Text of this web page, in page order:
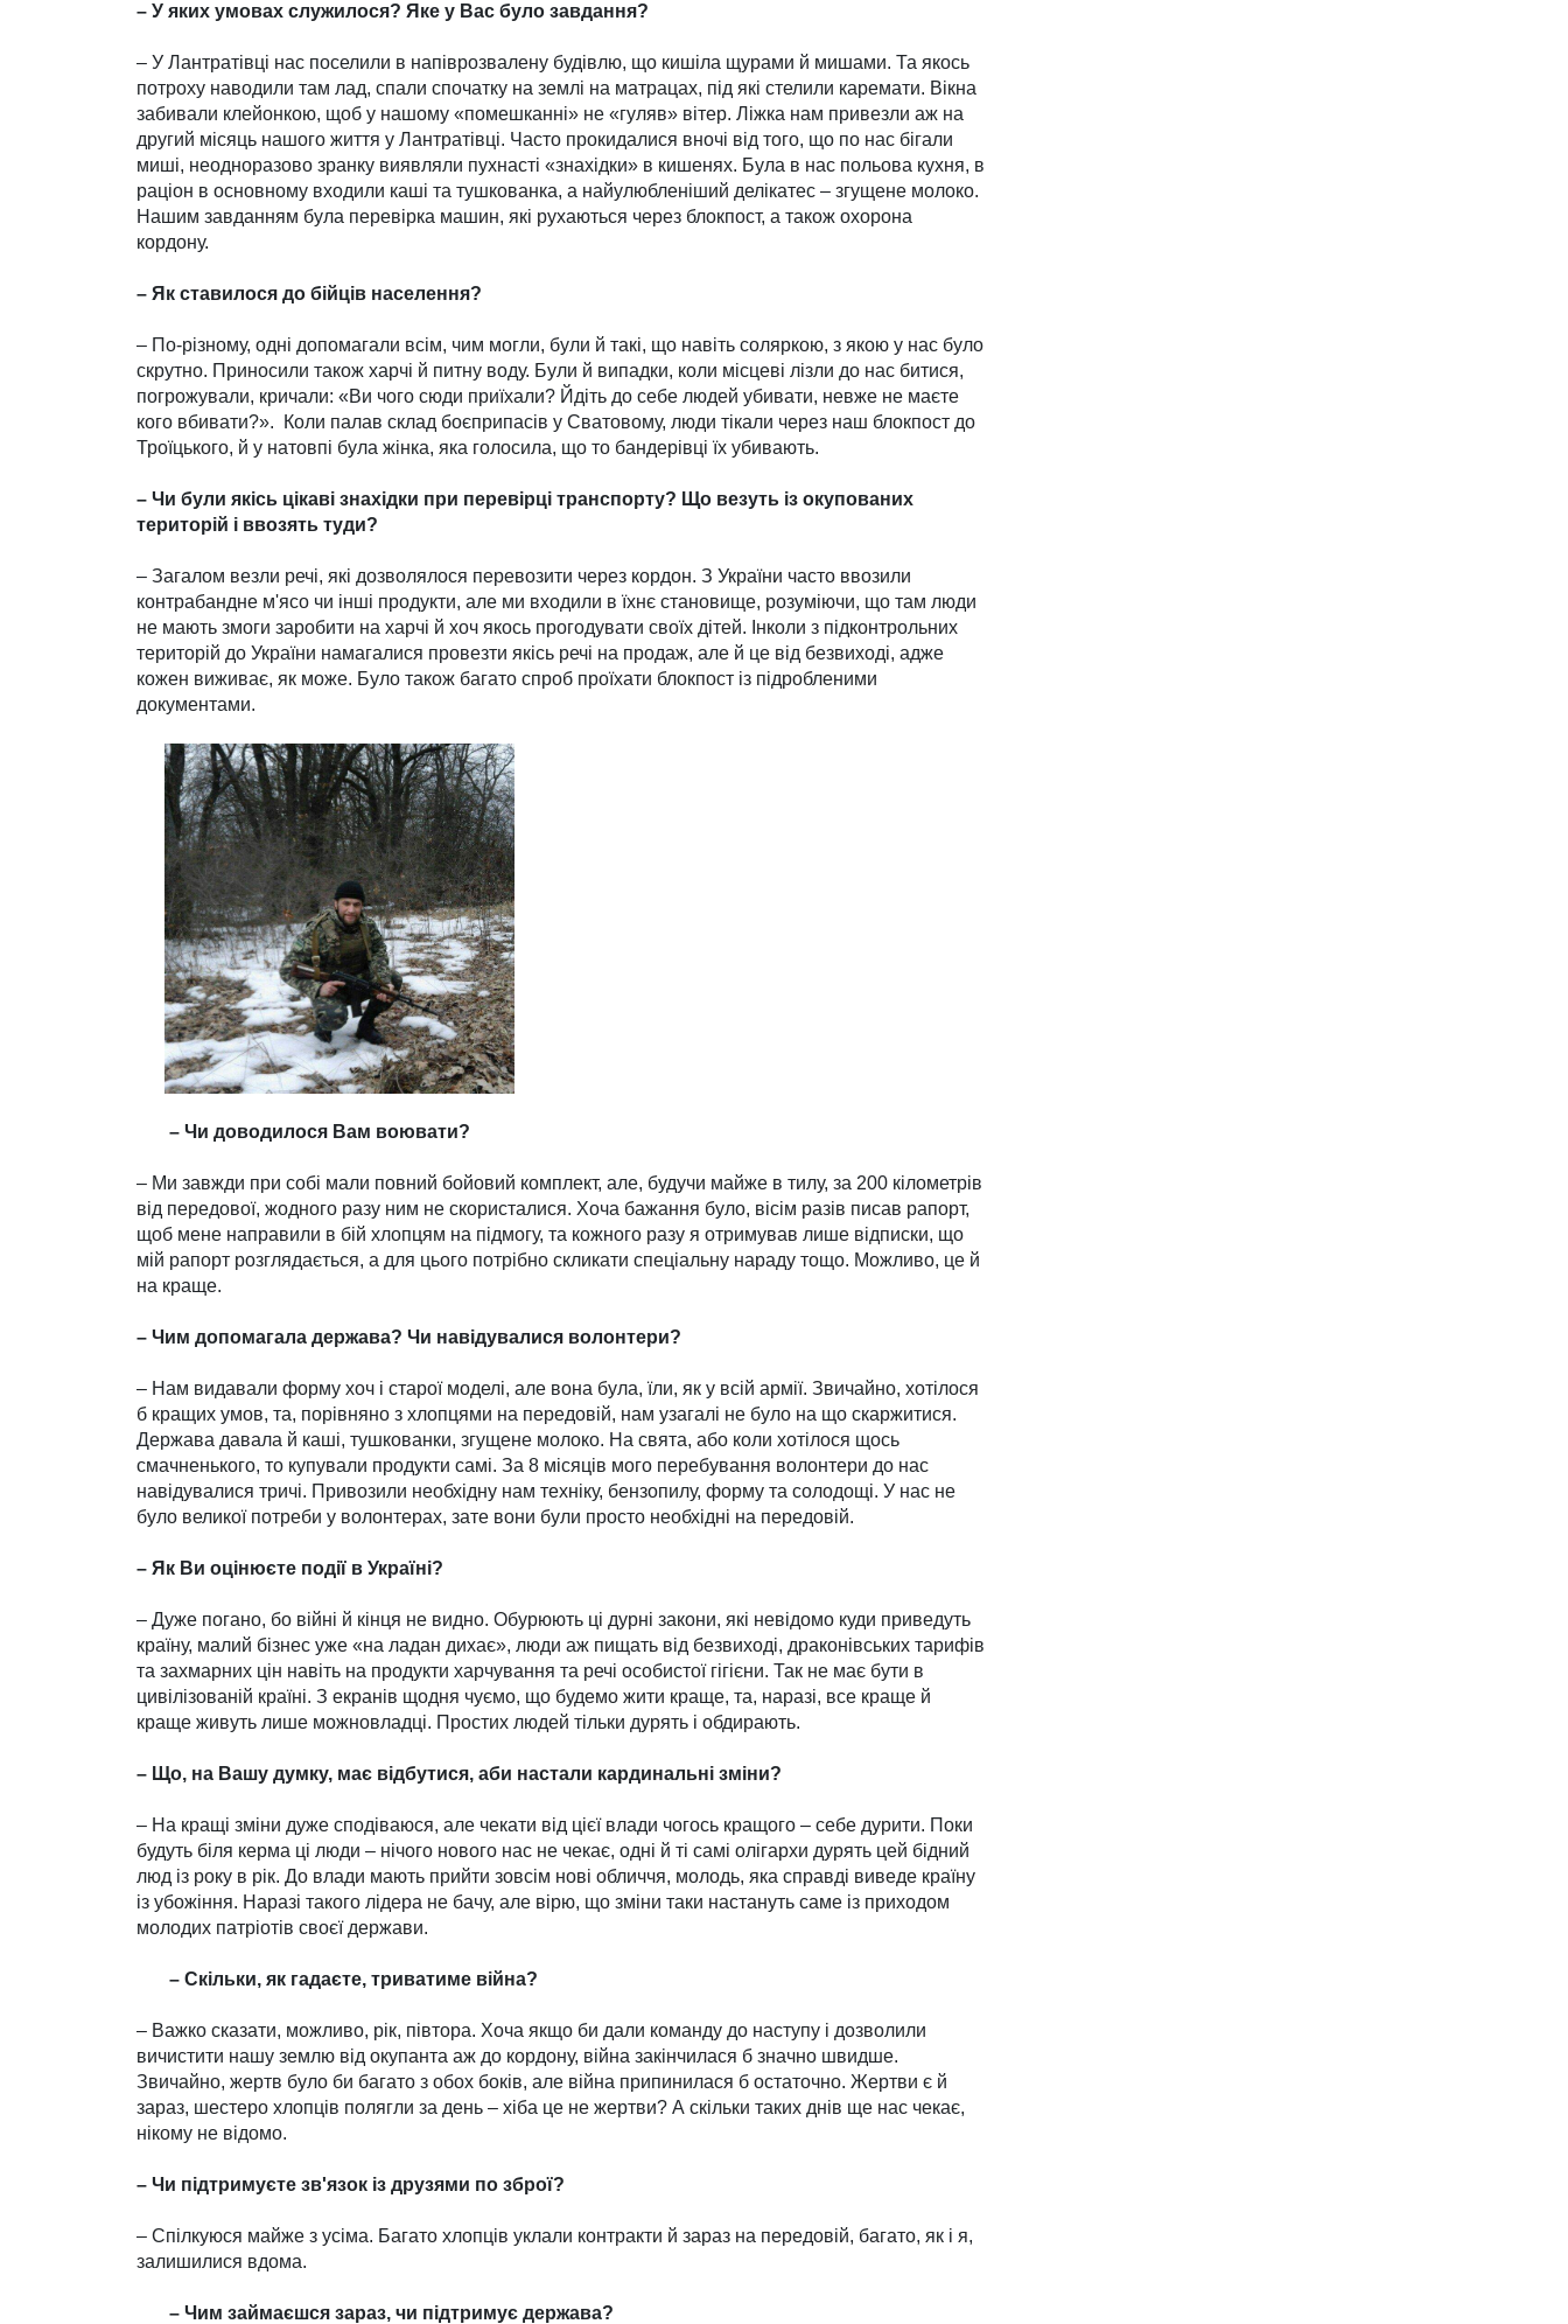
– У яких умовах служилося? Яке у Вас було завдання?
– У Лантратівці нас поселили в напіврозвалену будівлю, що кишіла щурами й мишами. Та якось
потроху наводили там лад, спали спочатку на землі на матрацах, під які стелили каремати. Вікна
забивали клейонкою, щоб у нашому «помешканні» не «гуляв» вітер. Ліжка нам привезли аж на
другий місяць нашого життя у Лантратівці. Часто прокидалися вночі від того, що по нас бігали
миші, неодноразово зранку виявляли пухнасті «знахідки» в кишенях. Була в нас польова кухня, в
раціон в основному входили каші та тушкованка, а найулюбленіший деліка­тес – згущене молоко.
Нашим завданням була перевірка машин, які рухаються через блокпост, а також охорона
кордону.
– Як ставилося до бійців на­селення?
– По-різному, одні допомагали всім, чим могли, були й такі, що навіть соляркою, з якою у нас було
скрутно. Приносили також харчі й питну воду. Були й випадки, коли місцеві лізли до нас битися,
погрожували, кричали: «Ви чого сюди приїхали? Йдіть до себе людей убивати, невже не маєте
кого вбивати?». Коли палав склад боєприпасів у Сва­товому, люди тікали через наш блокпост до
Троїцького, й у натовпі була жінка, яка голосила, що то бандерівці їх убивають.
– Чи були якісь цікаві знахідки при перевірці транспорту? Що везуть із окупованих
територій і ввозять туди?
– Загалом везли речі, які дозво­лялося перевозити через кордон. З України часто ввозили
контрабандне м'ясо чи інші продукти, але ми входили в їхнє становище, розуміючи, що там люди
не мають змоги заробити на харчі й хоч якось прогодувати своїх дітей. Інколи з підконтрольних
територій до України намагалися провезти якісь речі на продаж, але й це від безвиході, адже
кожен виживає, як може. Було також багато спроб проїхати блокпост із підробленими
документами.
– Чи доводилося Вам воювати?
– Ми завжди при собі мали повний бойовий комплект, але, будучи майже в тилу, за 200 кілометрів
від передової, жодного разу ним не скористалися. Хоча бажання було, вісім разів писав рапорт,
щоб мене направили в бій хлопцям на підмогу, та кожного разу я отримував лише відписки, що
мій рапорт розглядається, а для цього потрібно скликати спеціальну нараду тощо. Можливо, це й
на краще.
– Чим допомагала держава? Чи навідувалися волонтери?
– Нам видавали форму хоч і старої моделі, але вона була, їли, як у всій армії. Звичайно, хотілося
б кращих умов, та, порівняно з хлопцями на передовій, нам узагалі не було на що скаржитися.
Держава давала й каші, тушкованки, згущене молоко. На свята, або коли хотілося щось
смачненького, то купували продукти самі. За 8 місяців мого перебування волонтери до нас
навідувалися тричі. Привозили необхід­ну нам техніку, бензопилу, форму та солодощі. У нас не
було великої потреби у волонтерах, зате вони були просто необхідні на передовій.
– Як Ви оцінюєте події в Україні?
– Дуже погано, бо війні й кінця не видно. Обурюють ці дурні закони, які невідомо куди приведуть
країну, малий бізнес уже «на ладан дихає», люди аж пищать від безвиході, драконівських тарифів
та захмарних цін навіть на продукти харчування та речі особистої гігієни. Так не має бути в
цивілізованій країні. З екранів щодня чуємо, що будемо жити краще, та, наразі, все краще й
краще живуть лише можно­владці. Простих людей тільки дурять і обдирають.
– Що, на Вашу думку, має відбу­тис­я, аби настали кардинальні зміни?
– На кращі зміни дуже сподіваюся, але чекати від цієї влади чогось кращого – себе дурити. Поки
будуть біля керма ці люди – нічого нового нас не чекає, одні й ті самі олігархи дурять цей бідний
люд із року в рік. До влади мають прийти зовсім нові обличчя, молодь, яка справді виведе країну
із убожіння. Наразі такого лідера не бачу, але вірю, що зміни таки настануть саме із прихо­дом
молодих патріотів своєї держави.
– Скільки, як гадаєте, трива­тиме війна?
– Важко сказати, можливо, рік, півтора. Хоча якщо би дали команду до наступу і дозволили
вичистити нашу землю від окупанта аж до кордону, війна закінчилася б значно швидше.
Звичайно, жертв було би багато з обох боків, але війна припинилася б оста­точно. Жертви є й
зараз, шестеро хлопців полягли за день – хіба це не жертви? А скільки таких днів ще нас чекає,
нікому не відомо.
– Чи підтримуєте зв'язок із дру­зями по зброї?
– Спілкуюся майже з усіма. Багато хлопців уклали контракти й зараз на передовій, багато, як і я,
залишилися вдома.
– Чим займаєшся зараз, чи під­тримує держава?